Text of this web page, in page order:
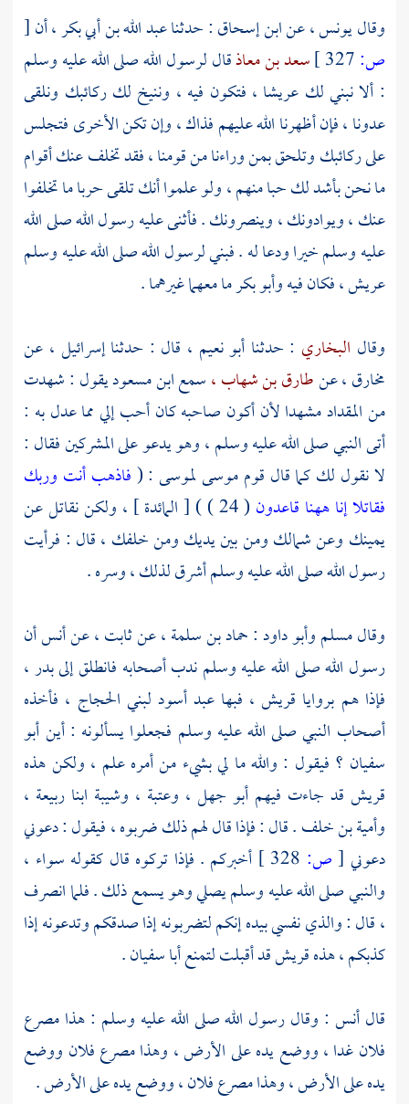
وقاليونس ،عنابن إسحاق: حدثناعبد الله بن أبي بكر ،أن[
ص:
سعد بن معاذقال لرسول الله صلى الله عليه وسلم
: ألا نبني لك عريشا ، فتكون فيه ، وننيخ لك ركائبك ونلقى
عدونا ، فإن أظهرنا الله عليهم فذاك ، وإن تكن الأخرى فتجلس
على ركائبك وتلحق بمن وراءنا من قومنا ، فقد تخلف عنك أقوام
ما نحن بأشد لك حبا منهم ، ولو علموا أنك تلقى حربا ما تخلفوا
عنك ، ويوادونك ، وينصرونك . فأثنى عليه رسول الله صلى الله
عليه وسلم خيرا ودعا له . فبني لرسول الله صلى الله عليه وسلم
عريش ، فكان فيهوأبو بكرما معهما غيرهما .
وقال البخاري : حدثنا أبو نعيم ، قال : حدثناإسرائيل ، عن
مخارق ،عنطارق بن شهاب ،سمعابن مسعوديقول : شهدت
منالمقدادمشهدا لأن أكون صاحبه كان أحب إلي مما عدل به :
أتى النبي صلى الله عليه وسلم ، وهو يدعو على المشركين فقال :
لا نقول لك كما قال قومموسىلموسى : (فاذهب أنت وربك
فقاتلا إنا ههنا قاعدون
( 24 ) ) [ المائدة ] ، ولكن نقاتل عن
يمينك وعن شمالك ومن بين يديك ومن خلفك ، قال : فرأيت
رسول الله صلى الله عليه وسلم أشرق لذلك ، وسره .
وقالمسلموأبو داود:حماد بن سلمة ،عنثابت ،عنأنسأن
رسول الله صلى الله عليه وسلم ندب أصحابه فانطلق إلىبدر ،
فإذا هم بروايا قريش ، فبها عبد أسود لبني الحجاج ، فأخذه
أصحاب النبي صلى الله عليه وسلم فجعلوا يسألونه : أينأبو
سفيان ؟ فيقول : والله ما لي بشيء من أمره علم ، ولكن هذه
قريش قد جاءت فيهمأبو جهل ، وعتبة ، وشيبة ابنا ربيعة ،
وأمية بن خلف. قال : فإذا قال لهم ذلك ضربوه ، فيقول : دعوني
دعوني [ص:
أخبركم . فإذا تركوه قال كقوله سواء ،
والنبي صلى الله عليه وسلم يصلي وهو يسمع ذلك . فلما انصرف
، قال : والذي نفسي بيده إنكم لتضربونه إذا صدقكم وتدعونه إذا
كذبكم ، هذهقريشقد أقبلت لتمنعأبا سفيان.
قالأنس : وقال رسول الله صلى الله عليه وسلم : هذا مصرع
فلان غدا ، ووضع يده على الأرض ، وهذا مصرع فلان ووضع
يده على الأرض ، وهذا مصرع فلان ، ووضع يده على الأرض .